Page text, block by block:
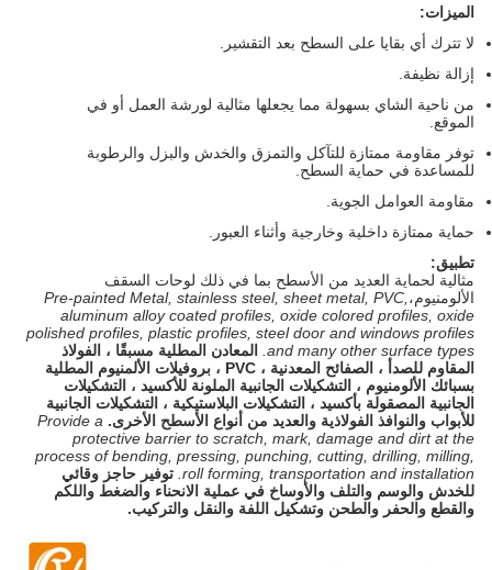
الميزات:
لا تترك أي بقايا على السطح بعد التقشير.
إزالة نظيفة.
من ناحية الشاي بسهولة مما يجعلها مثالية لورشة العمل أو في
الموقع.
توفر مقاومة ممتازة للتآكل والتمزق والخدش والبزل والرطوبة
للمساعدة في حماية السطح.
مقاومة العوامل الجوية.
حماية ممتازة داخلية وخارجية وأثناء العبور.
تطبيق:
مثالية لحماية العديد من الأسطح بما في ذلكلوحات السقف
الألومنيوم،Pre-painted Metal, stainless steel, sheet metal, PVC,
aluminum alloy coated profiles, oxide colored profiles, oxide
polished profiles, plastic profiles, steel door and windows profiles
and many other surface types.
المعادن المطلية مسبقًا ، الفولاذ
المقاوم للصدأ ، الصفائح المعدنية ، PVC ، بروفيلات الألمنيوم المطلية
بسبائك الألومنيوم ، التشكيلات الجانبية الملونة للأكسيد ، التشكيلات
الجانبية المصقولة بأكسيد ، التشكيلات البلاستيكية ، التشكيلات الجانبية
للأبواب والنوافذ الفولاذية والعديد من أنواع الأسطح الأخرى. Provide a
protective barrier to scratch, mark, damage and dirt at the
process of bending, pressing, punching, cutting, drilling, milling,
roll forming, transportation and installation.
توفير حاجز وقائي
للخدش والوسم والتلف والأوساخ في عملية الانحناء والضغط واللكم
والقطع والحفر والطحن وتشكيل اللفة والنقل والتركيب.